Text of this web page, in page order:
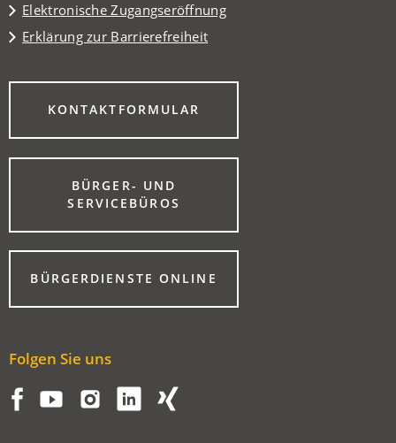
Elektronische Zugangseröffnung
Erklärung zur Barrierefreiheit
KONTAKTFORMULAR
(ÖFFNET
NEUEN
BÜRGER- UND
SERVICEBÜROS
(ÖFFNET
EINEM
NEUEN
TAB)BÜRGERDIENSTE ONLINE
(ÖFFNET
EINEM
Folgen Sie uns